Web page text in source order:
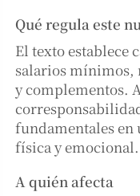
Qué regula este
El texto establece
salarios mínimos,
y complementos.
fundamentales en
física y emocional.
A quién afecta